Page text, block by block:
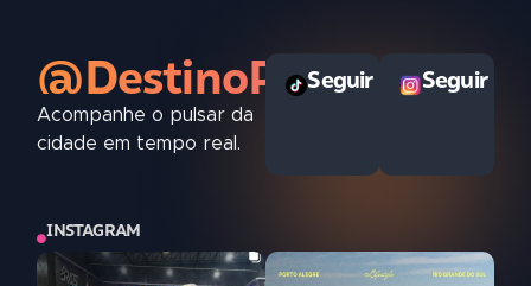
@DestinoPOAoficial
Acompanhe o pulsar da
cidade em tempo real.
Seguir Seguir
INSTAGRAM